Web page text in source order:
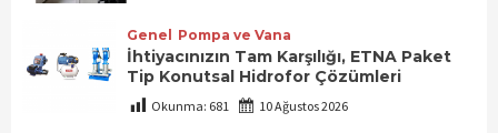
Genel Pompa ve Vana
İhtiyacınızın Tam Karşılığı, ETNA Paket
Tip Konutsal Hidrofor Çözümleri
Okunma: 681 10 Ağustos 2026